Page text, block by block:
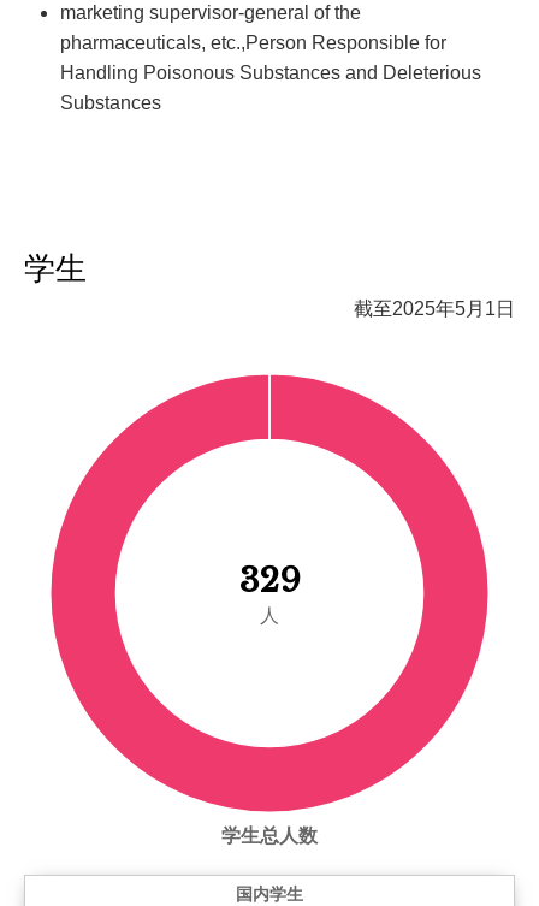
marketing supervisor-general of the
pharmaceuticals, etc.,Person Responsible for
Handling Poisonous Substances and Deleterious
Substances
学生
截至2025年5月1日
329
人
学生总人数
国内学生